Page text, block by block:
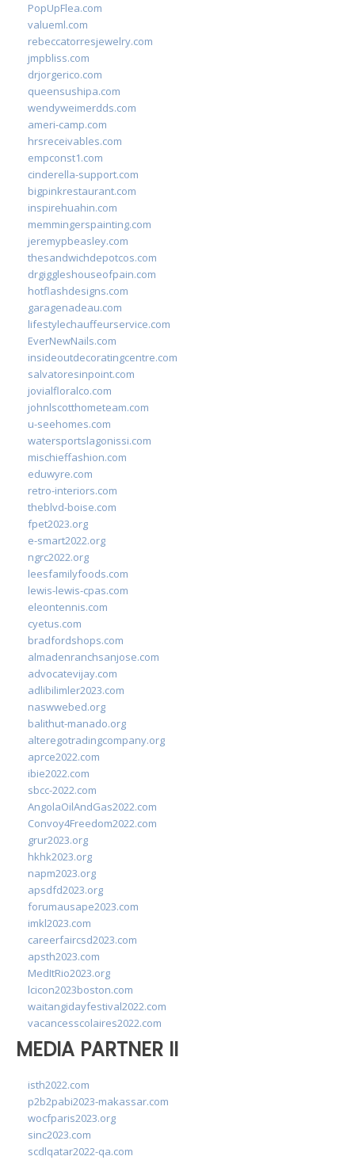
PopUpFlea.com
valueml.com
rebeccatorresjewelry.com
jmpbliss.com
drjorgerico.com
queensushipa.com
wendyweimerdds.com
ameri-camp.com
hrsreceivables.com
empconst1.com
cinderella-support.com
bigpinkrestaurant.com
inspirehuahin.com
memmingerspainting.com
jeremypbeasley.com
thesandwichdepotcos.com
drgiggleshouseofpain.com
hotflashdesigns.com
garagenadeau.com
lifestylechauffeurservice.com
EverNewNails.com
insideoutdecoratingcentre.com
salvatoresinpoint.com
jovialfloralco.com
johnlscotthometeam.com
u-seehomes.com
watersportslagonissi.com
mischieffashion.com
eduwyre.com
retro-interiors.com
theblvd-boise.com
fpet2023.org
e-smart2022.org
ngrc2022.org
leesfamilyfoods.com
lewis-lewis-cpas.com
eleontennis.com
cyetus.com
bradfordshops.com
almadenranchsanjose.com
advocatevijay.com
adlibilimler2023.com
naswwebed.org
balithut-manado.org
alteregotradingcompany.org
aprce2022.com
ibie2022.com
sbcc-2022.com
AngolaOilAndGas2022.com
Convoy4Freedom2022.com
grur2023.org
hkhk2023.org
napm2023.org
apsdfd2023.org
forumausape2023.com
imkl2023.com
careerfaircsd2023.com
apsth2023.com
MedItRio2023.org
lcicon2023boston.com
waitangidayfestival2022.com
vacancesscolaires2022.com
MEDIA PARTNER II
isth2022.com
p2b2pabi2023-makassar.com
wocfparis2023.org
sinc2023.com
scdlqatar2022-qa.com